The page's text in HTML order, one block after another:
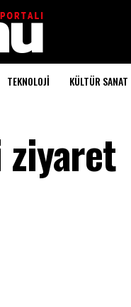
TEKNOLOJİ KÜLTÜR SANAT
ziyaret